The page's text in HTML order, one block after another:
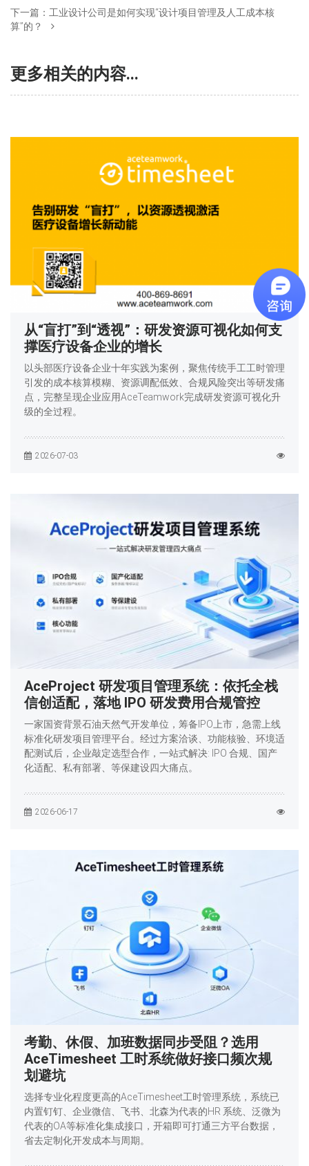
下一篇： 工业设计公司是如何实现“设计项目管理及人工成本核
算”的？
更多相关的内容...
从“盲打”到“透视”：研发资源可视化如何支
撑医疗设备企业的增长
以头部医疗设备企业十年实践为案例，聚焦传统手工工时管理
引发的成本核算模糊、资源调配低效、合规风险突出等研发痛
点，完整呈现企业应用AceTeamwork完成研发资源可视化升
级的全过程。
2026-07-03
AceProject 研发项目管理系统：依托全栈
信创适配，落地 IPO 研发费用合规管控
一家国资背景石油天然气开发单位，筹备IPO上市，急需上线
标准化研发项目管理平台。经过方案洽谈、功能核验、环境适
配测试后，企业敲定选型合作，一站式解决: IPO 合规、国产
化适配、私有部署、等保建设四大痛点。
2026-06-17
考勤、休假、加班数据同步受阻？选用
AceTimesheet 工时系统做好接口频次规
划避坑
选择专业化程度更高的AceTimesheet工时管理系统，系统已
内置钉钉、企业微信、飞书、北森为代表的HR 系统、泛微为
代表的OA等标准化集成接口，开箱即可打通三方平台数据，
省去定制化开发成本与周期。